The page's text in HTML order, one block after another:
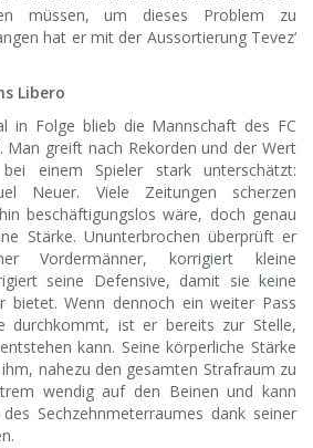
müssen, um dieses Problem zu
hat er mit der Aussortierung Tevez‘
Libero
in Folge blieb die Mannschaft des FC
Man greift nach Rekorden und der Wert
einem Spieler stark unterschätzt:
Neuer. Viele Zeitungen scherzen
beschäftigungslos wäre, doch genau
Stärke. Ununterbrochen überprüft er
Vordermänner, korrigiert kleine
seine Defensive, damit sie keine
bietet. Wenn dennoch ein weiter Pass
durchkommt, ist er bereits zur Stelle,
kann. Seine körperliche Stärke
nahezu den gesamten Strafraum zu
wendig auf den Beinen und kann
Sechzehnmeterraumes dank seiner